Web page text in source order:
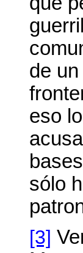
de
eso
sólo
[3]